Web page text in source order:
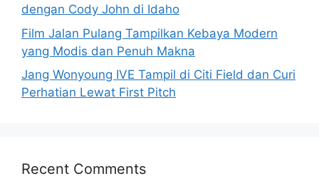
dengan Cody John di Idaho
Film Jalan Pulang Tampilkan Kebaya Modern
yang Modis dan Penuh Makna
Jang Wonyoung IVE Tampil di Citi Field dan Curi
Perhatian Lewat First Pitch
Recent Comments